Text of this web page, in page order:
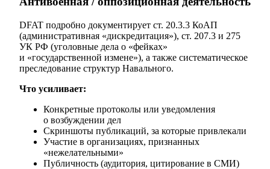
DFAT подробно документирует ст. 20.3.3 КоАП
(административная «дискредитация»), ст. 207.3 и 275
УК РФ (уголовные дела о «фейках»
и «государственной измене»), а также систематическое
преследование структур Навального.
Что усиливает:
Конкретные протоколы или уведомления
о возбуждении дел
Скриншоты публикаций, за которые привлекали
Участие в организациях, признанных
«нежелательными»
Публичность (аудитория, цитирование в СМИ)